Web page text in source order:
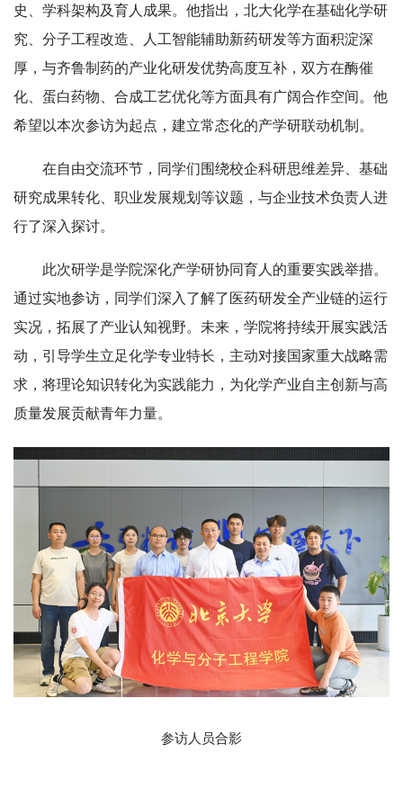
史、学科架构及育人成果。他指出，北大化学在基础化学研
究、分子工程改造、人工智能辅助新药研发等方面积淀深
厚，与齐鲁制药的产业化研发优势高度互补，双方在酶催
化、蛋白药物、合成工艺优化等方面具有广阔合作空间。他
希望以本次参访为起点，建立常态化的产学研联动机制。
在自由交流环节，同学们围绕校企科研思维差异、基础
研究成果转化、职业发展规划等议题，与企业技术负责人进
行了深入探讨。
此次研学是学院深化产学研协同育人的重要实践举措。
通过实地参访，同学们深入了解了医药研发全产业链的运行
实况，拓展了产业认知视野。未来，学院将持续开展实践活
动，引导学生立足化学专业特长，主动对接国家重大战略需
求，将理论知识转化为实践能力，为化学产业自主创新与高
质量发展贡献青年力量。
参访人员合影